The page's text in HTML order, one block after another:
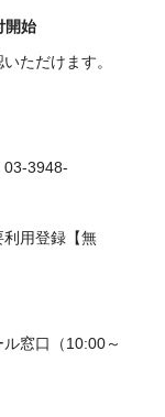
開始
ただけます。
03-3948-
用登録【無
窓口（10:00～